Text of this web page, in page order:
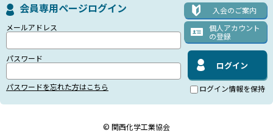
会員専用ページログイン
入会のご案内
個人アカウント
の登録
メールアドレス
パスワード
パスワードを忘れた方はこちら ログイン情報を保持
© 関西化学工業協会